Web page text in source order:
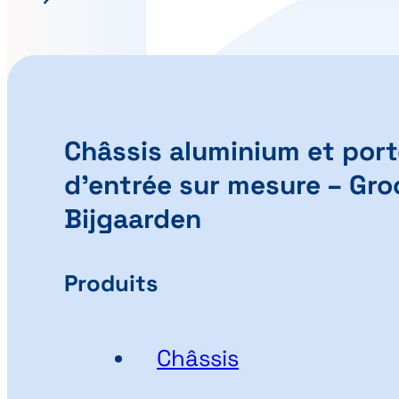
Châssis aluminium et
d’entrée sur mesure –
Bijgaarden
Produits
Châssis